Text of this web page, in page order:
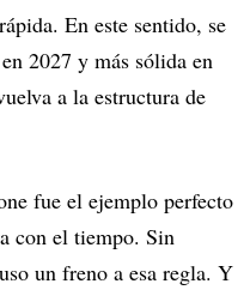
En este sentido, se
2027 y más sólida en
a la estructura de
fue el ejemplo perfecto
con el tiempo. Sin
un freno a esa regla. Y